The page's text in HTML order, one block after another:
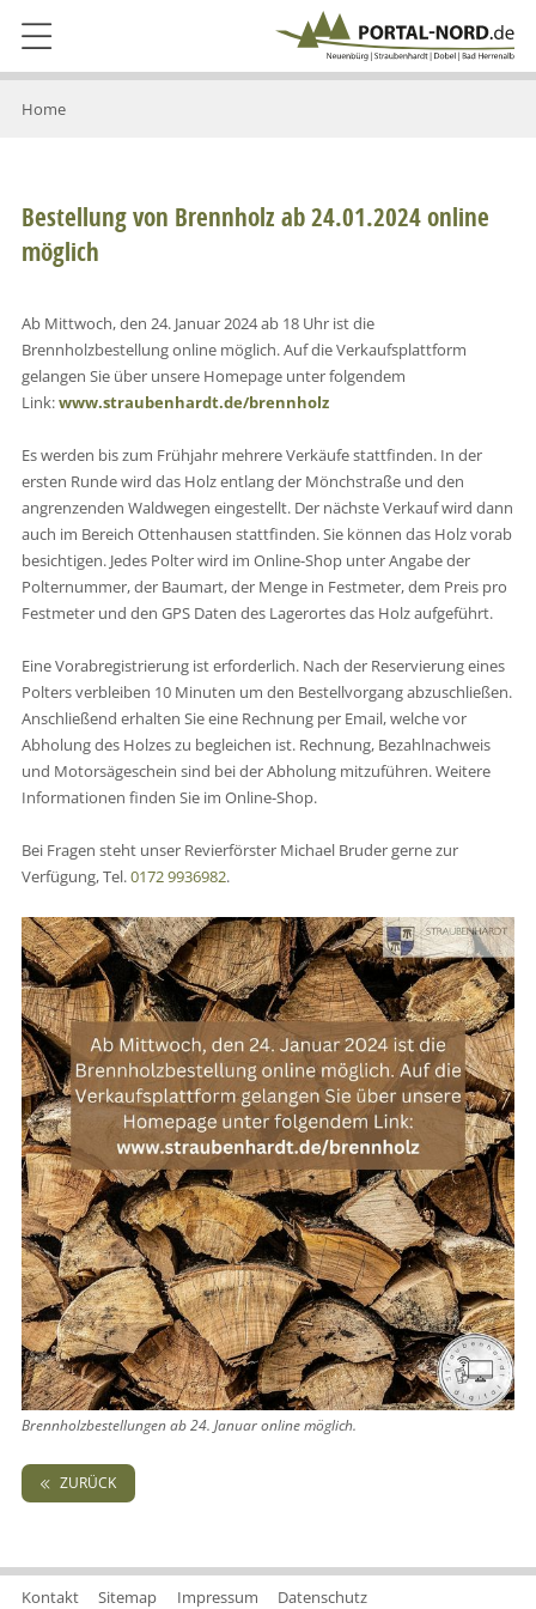
Home
Bestellung von Brennholz ab 24.01.2024 online
möglich
Ab Mittwoch, den 24. Januar 2024 ab 18 Uhr ist die
Brennholzbestellung online möglich. Auf die Verkaufsplattform
gelangen Sie über unsere Homepage unter folgendem
Link:www.straubenhardt.de/brennholz
Es werden bis zum Frühjahr mehrere Verkäufe stattfinden. In der
ersten Runde wird das Holz entlang der Mönchstraße und den
angrenzenden Waldwegen eingestellt. Der nächste Verkauf wird dann
auch im Bereich Ottenhausen stattfinden. Sie können das Holz vorab
besichtigen. Jedes Polter wird im Online-Shop unter Angabe der
Polternummer, der Baumart, der Menge in Festmeter, dem Preis pro
Festmeter und den GPS Daten des Lagerortes das Holz aufgeführt.
Eine Vorabregistrierung ist erforderlich. Nach der Reservierung eines
Polters verbleiben 10 Minuten um den Bestellvorgang abzuschließen.
Anschließend erhalten Sie eine Rechnung per Email, welche vor
Abholung des Holzes zu begleichen ist. Rechnung, Bezahlnachweis
und Motorsägeschein sind bei der Abholung mitzuführen. Weitere
Informationen finden Sie im Online-Shop.
Bei Fragen steht unser Revierförster Michael Bruder gerne zur
Verfügung, Tel.0172 9936982.
Brennholzbestellungen ab 24. Januar online möglich.
ZURÜCK
Kontakt Sitemap Impressum Datenschutz